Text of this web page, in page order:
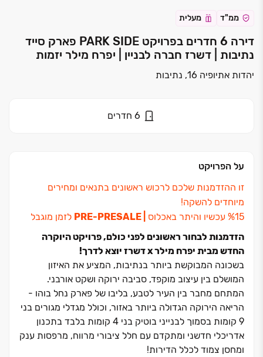
ממ"ד מעלית
דירה 6 חדרים בפרויקט PARK SIDE פארק סייד
נתיבות | דשרז חברה לבניין | יפרח מילר יזמות
יהדות אתיופיה 16, נתיבות
6 חדרים
על הפרויקט
זו ההזדמנות שלכם לרכוש ראשונים בתנאים ומחירים
מיוחדים להשקה!
לזמן מוגבל
הזדמנות לבחור ראשונים לפני כולם, פרויקט היוקרה
החדש מבית יפרח מילר x דשרז יוצא לדרך!
בשכונה המבוקשת ביותר בנתיבות, המציע את האיזון
המושלם בין עיצוב מוקפד, סביבה ירוקה ושקט אורבני.
המתחם מחבר בין העיר לטבע, בליבו של פארק נחל בוהו ‏-
הריאה הירוקה הגדולה ביותר באזור, וכולל מגדלי מגורים בני
‏9 קומות בסמוך לבנייני בוטיק בני ‏4 קומות בלבד בתכנון
אדריכלי חדשני ומתקדם עם חלל ציבורי מרווח, מרפסות ענק
ומחסן צמוד לכלל הדירות!